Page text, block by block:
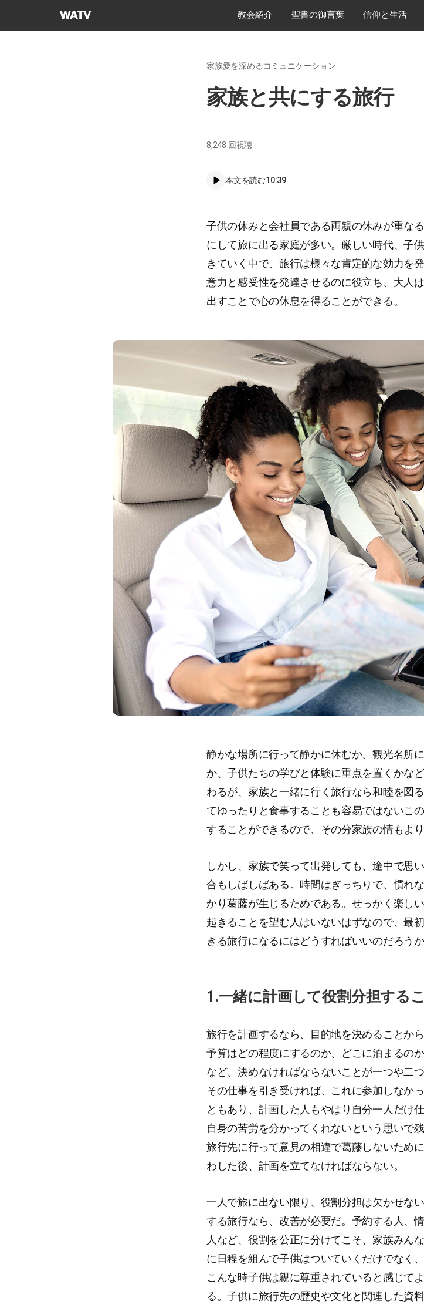
神
教会紹介 ​聖書の御言葉 ​信仰と生活
家族愛を深めるコミュニケーション
家族と共にする旅行
8,248 回視聴
本文を読む10:39
子供の休みと会社員である両親の休みが重な
にして旅に出る家庭が多い。厳しい時代、子
きていく中で、旅行は様々な肯定的な効力を
意力と感受性を発達させるのに役立ち、大人
出すことで心の休息を得ることができる。
静かな場所に行って静かに休むか、観光名所
か、子供たちの学びと体験に重点を置くかな
わるが、家族と一緒に行く旅行なら和睦を図
てゆったりと食事することも容易ではないこ
することができるので、その分家族の情もより
しかし、家族で笑って出発しても、途中で思
合もしばしばある。時間はぎっちりで、慣れ
かり葛藤が生じるためである。せっかく楽し
起きることを望む人はいないはずなので、最
きる旅行になるにはどうすればいいのだろうか
1.一緒に計画して役割分担する
旅行を計画するなら、目的地を決めることか
予算はどの程度にするのか、どこに泊まるの
など、決めなければならないことが一つや二
その仕事を引き受ければ、これに参加しなか
ともあり、計画した人もやはり自分一人だけ
自身の苦労を分かってくれないという思いで
旅行先に行って意見の相違で葛藤しないため
わした後、計画を立てなければならない。
一人で旅に出ない限り、役割分担は欠かせな
する旅行なら、改善が必要だ。予約する人、
人など、役割を公正に分けてこそ、家族みん
に日程を組んで子供はついていくだけでなく
こんな時子供は親に尊重されていると感じて
る。子供に旅行先の歴史や文化と関連した資